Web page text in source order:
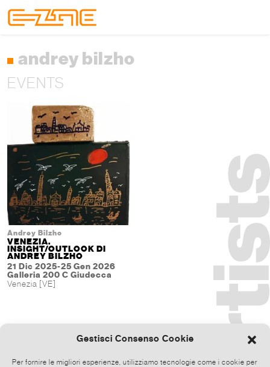
Gestisci Consenso Cookie
Per fornire le migliori esperienze, utilizziamo tecnologie come i cookie per
andrey bilzho
EVENTS
Andrey Bilzho
VENEZIA.
INSIGHT/OUTLOOK DI
ANDREY BILZHO
21 Dic 2025-25 Gen 2026
Galleria 200 C Giudecca
Venezia [VE]